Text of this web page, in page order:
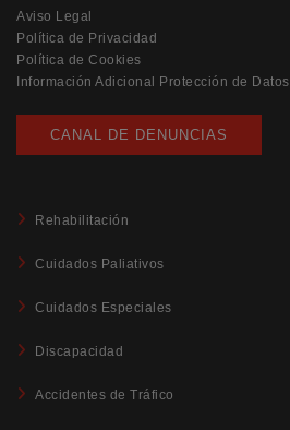
Aviso Legal
Política de Privacidad
Política de Cookies
Información Adicional Protección de Datos
CANAL DE DENUNCIAS
Rehabilitación
Cuidados Paliativos
Cuidados Especiales
Discapacidad
Accidentes de Tráfico